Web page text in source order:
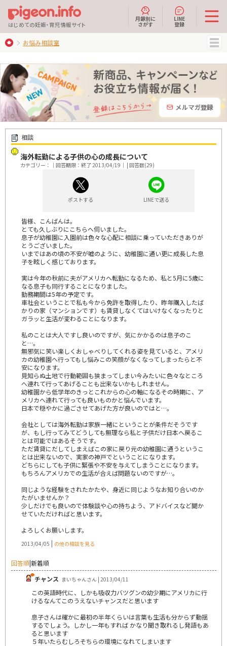
はじめての妊娠・育児情報サイト
月齢別に
さがす
LINE
登録
お悩み相談室
相談
海外転勤による子供の心の成長について
カテゴリー：｜回答期限：終了 2013/04/19｜ | 回答数(29)
ポストする LINEで送る
皆様、こんばんは。
とても久しぶりにこちらへ伺いました。
息子が幼稚園に入園前は色々な心配に相談に乗っていただきありが
とうございました。
いまではあの頃の不安が嘘のように、幼稚園に通い更に成長した息
子を眩しく感じております。
実は今年の秋前に夫がアメリカへ転勤になるため、私と5月に5歳に
なる息子も同行することになりました。
勤務期間は5年の予定です。
車社会ということで私も今から免許を取得したり、昨年購入したば
かりの家（マンションです）も賃貸しなくてはいけなくなったりと
ガラッと生活が変わることになります。
私のことは大人ですし良いのですが、気にかかるのは息子のこ
と…。
無邪気に笑い楽しくおしゃべりしてくれる姿を見ていると、アメリ
カの幼稚園へ行ってもし悩みこの笑顔がなくなってしまったらと不
安になります。
見知らぬ土地で行動範囲も狭まってしまい今みたいに色々なところ
へ連れて行ってあげることも出来ないかもしれません。
幼稚園から低学年のきっとこれからの心の軸になるその時期に、ア
メリカへ連れて行っても良いものかと悩んでいます。
日本で穏やかに過ごさせてあげた方が良いのではと…。
会社としては海外転勤は家族一緒にということが条件だそうです
が、もし行ってみてどうしても無理なら私と子供だけ日本へ戻るこ
とは可能ではあるそうです。
ただ賃貸にだしてしまえばこの家に戻り元の幼稚園に通うというこ
とは出来ないので、実家の神戸でということになります。
どちらにしても子供に緊張や不安を与えてしまうことになります。
もちろんアメリカでの生活が合えば問題ないのですが…。
同じような経験をされたかたや、身近に同じようなお知り合いのか
たがいませんか？
少しだけでも良いので体験談や心の持ちよう、アドバイスなど聞か
せていただければと思います。
よろしくお願いします。
2013/04/05 | の他の相談を見る
回答順|新着順
チャンス まいちゃんさん | 2013/04/11
この英語時代に、しかも吸収力バツグンの幼少期にアメリカに行
けるなんてこのうえないチャンスだと思います
息子さんは確かに最初の半年くらいは言葉も生活も分からず動揺
するでしょう。しかし一年もすれば かなり聞き取れるし発語もあ
ると思います
５年いたらむしろそちらの環境になれてしまいます